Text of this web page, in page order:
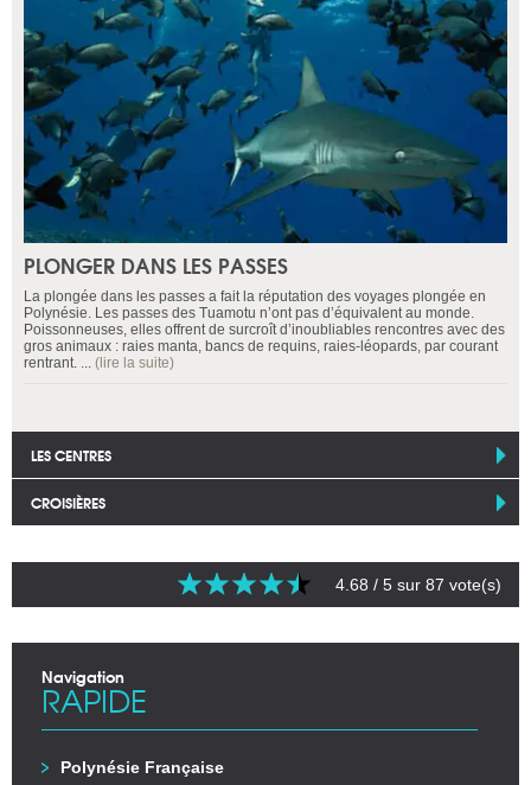
PLONGER DANS LES PASSES
La plongée dans les passes a fait la réputation des voyages plongée en
Polynésie. Les passes des Tuamotu n’ont pas d’équivalent au monde.
Poissonneuses, elles offrent de surcroît d’inoubliables rencontres avec des
gros animaux : raies manta, bancs de requins, raies-léopards, par courant
rentrant. ... (lire la suite)
LES CENTRES
CROISIÈRES
4.68 / 5 sur 87 vote(s)
Navigation
RAPIDE
Polynésie Française